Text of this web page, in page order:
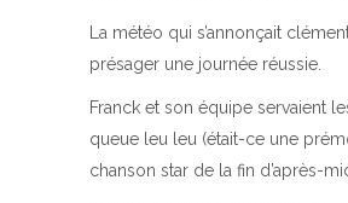
La météo qui s’annonçait
présager une journée réussie.
Franck et son équipe servaient
queue leu leu (était-ce une
chanson star de la fin d’après-